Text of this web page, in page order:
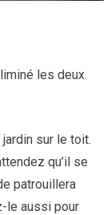
les deux
sur le toit.
qu’il se
patrouillera
le aussi pour